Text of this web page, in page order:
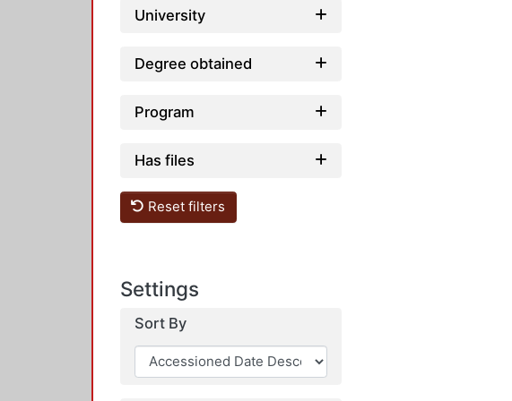
University
Degree obtained
Program
Has files
Reset filters
Settings
Sort By